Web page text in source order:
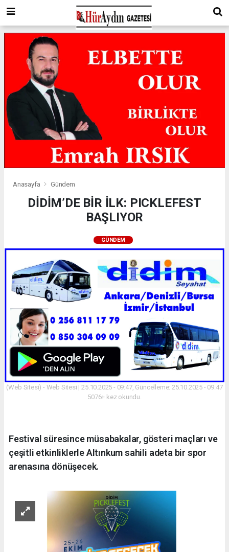
Anasayfa Gündem
DİDİM’DE BİR İLK: PICKLEFEST
BAŞLIYOR
GÜNDEM
(Web Sitesi) - Web Sitesi | 25.10.2025 - 09:47, Güncelleme: 25.10.2025 - 09:47
5076+ kez okundu.
Festival süresince müsabakalar, gösteri maçları ve
çeşitli etkinliklerle Altınkum sahili adeta bir spor
arenasına dönüşecek.